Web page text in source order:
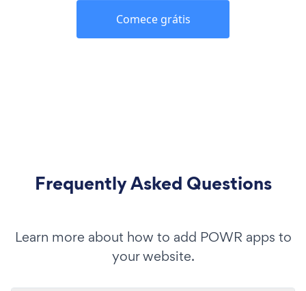
Comece grátis
Frequently Asked Questions
Learn more about how to add POWR apps to
your website.